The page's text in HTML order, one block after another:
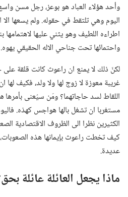
وأحد هؤلاء العباد هو بوعز،‏ رجل مسن واسع
اليوم وهي تلتقط في حقوله.‏ ولم يسعها
اطراءه اللطيف وهو يثني عليها لاهتمامها
واحتمائها تحت جناحي الاله الحقيقي
لكنّ ذلك لا يمنع ان راعوث كانت قلقة على
غريبة معوزة لا زوج لها ولا ولد،‏ فكيف لها
اللقاط لسد حاجاتهما؟‏ ومَن سيُعنى بأمرها
مستغربا ان تشغل بالها هواجس كهذه.‏
الكثيرين نظرا الى الظروف الاقتصادية
كيف تخطت راعوث بإيمانها هذه الصعوبات،‏
عديدة.‏
ماذا يجعل العائلة عائلة